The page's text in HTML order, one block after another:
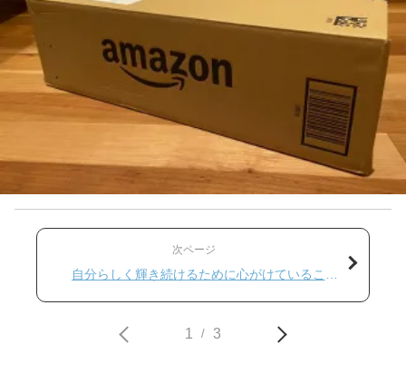
次ページ
自分らしく輝き続けるために心がけていること
1 / 3